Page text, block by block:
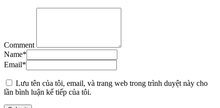
Comment
Name*
Email*
Lưu tên của tôi, email, và trang web trong trình duyệt này cho
lần bình luận kế tiếp của tôi.